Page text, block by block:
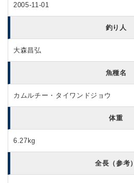
2005-11-01
釣り人
大森昌弘
魚種名
カムルチー・タイワンドジョウ
体重
6.27kg
全長（参考）